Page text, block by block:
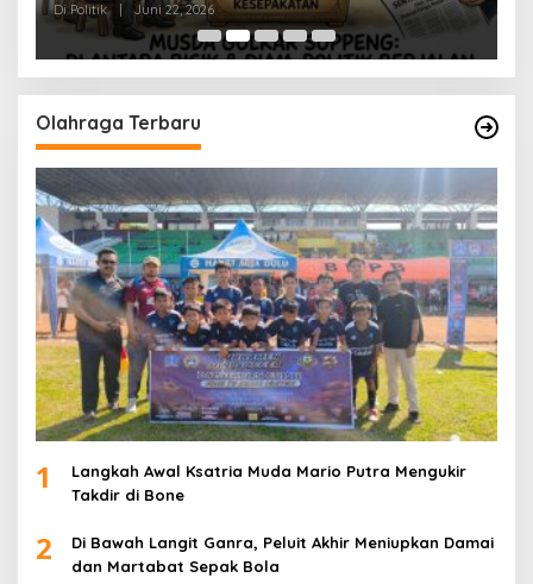
Di Politik Juni 22, 2026
Olahraga Terbaru
1
Langkah Awal Ksatria Muda Mario Putra Mengukir
Takdir di Bone
2
Di Bawah Langit Ganra, Peluit Akhir Meniupkan Damai
dan Martabat Sepak Bola